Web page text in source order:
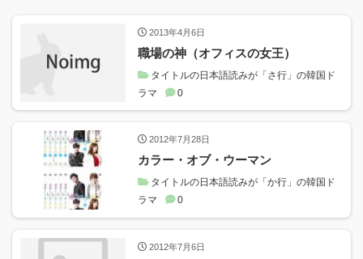
2013年4月6日
職場の神（オフィスの女王）
タイトルの日本語読みが「さ行」の韓国ド
ラマ
0
2012年7月28日
カラー・オブ・ウーマン
タイトルの日本語読みが「か行」の韓国ド
ラマ
0
2012年7月6日